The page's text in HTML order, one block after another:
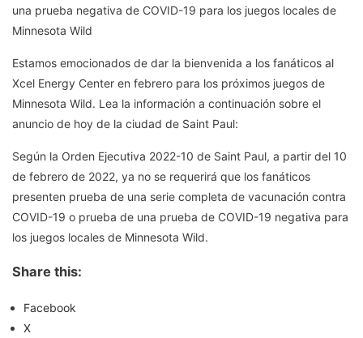
una prueba negativa de COVID-19 para los juegos locales de
Minnesota Wild
Estamos emocionados de dar la bienvenida a los fanáticos al
Xcel Energy Center en febrero para los próximos juegos de
Minnesota Wild. Lea la información a continuación sobre el
anuncio de hoy de la ciudad de Saint Paul:
Según la Orden Ejecutiva 2022-10 de Saint Paul, a partir del 10
de febrero de 2022, ya no se requerirá que los fanáticos
presenten prueba de una serie completa de vacunación contra
COVID-19 o prueba de una prueba de COVID-19 negativa para
los juegos locales de Minnesota Wild.
Share this:
Facebook
X